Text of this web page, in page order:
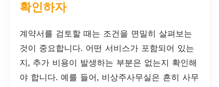
확인하자
계약서를 검토할 때는 조건을 면밀히 살펴보는
것이 중요합니다. 어떤 서비스가 포함되어 있는
지, 추가 비용이 발생하는 부분은 없는지 확인해
야 합니다. 예를 들어, 비상주사무실은 흔히 사무